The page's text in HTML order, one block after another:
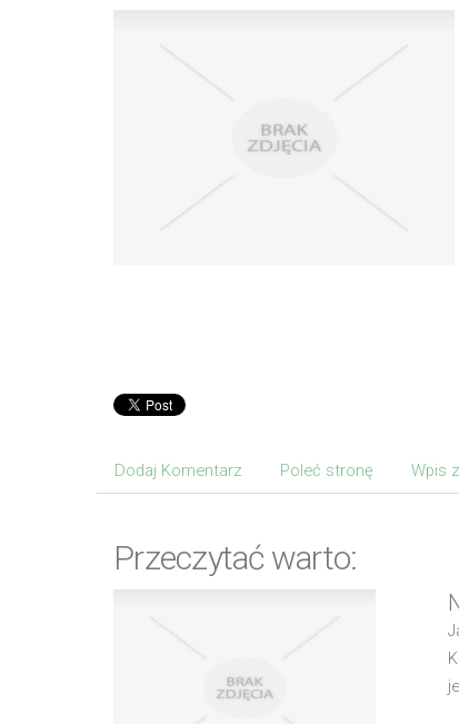
Dodaj Komentarz Poleć stronę Wpis
Przeczytać warto: